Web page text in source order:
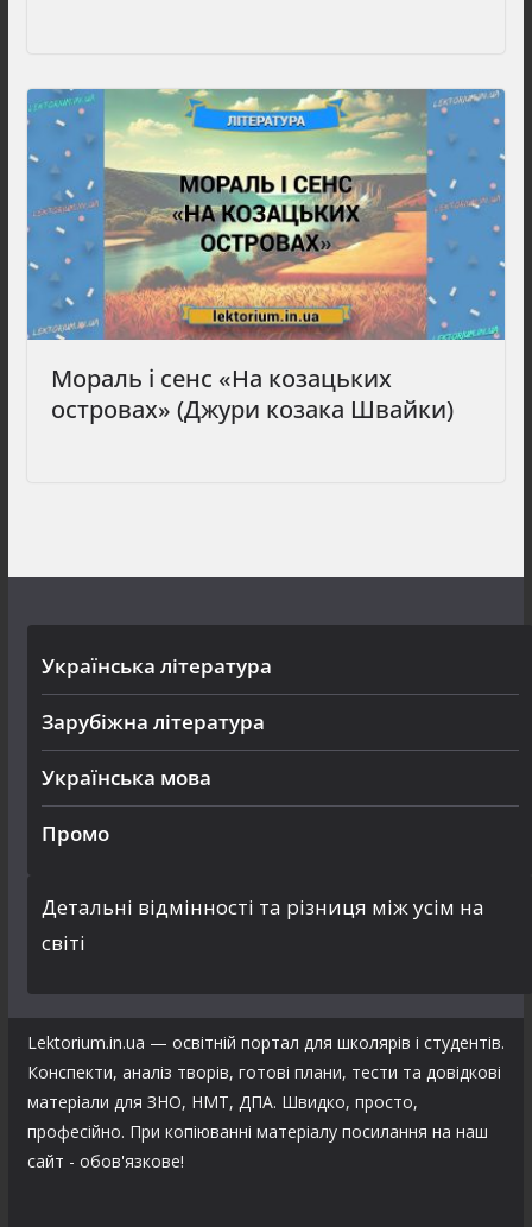
Мораль і сенс «На козацьких
островах» (Джури козака Швайки)
Українська література
Зарубіжна література
Українська мова
Промо
Детальні відмінності та різниця між усім на
світі
Lektorium.in.ua — освітній портал для школярів і студентів.
Конспекти, аналіз творів, готові плани, тести та довідкові
матеріали для ЗНО, НМТ, ДПА. Швидко, просто,
професійно. При копіюванні матеріалу посилання на наш
сайт - обов'язкове!